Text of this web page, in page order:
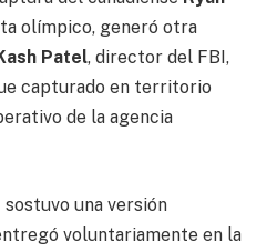
olímpico, generó otra
Patel, director del FBI,
capturado en territorio
de la agencia
sostuvo una versión
voluntariamente en la